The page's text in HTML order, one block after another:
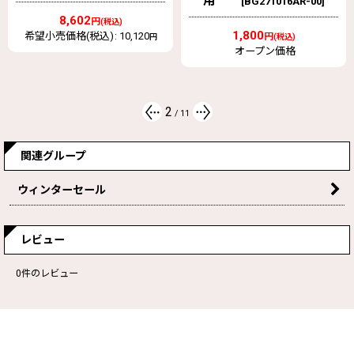
徴
運びに便利です。 ・巻き下げ時のかみ込みを防止し操作性が
良くなりました。 ・JIS規格品（JISB8802）です。
JIS規格品(JIS B 8802) ロードチェーン：焼入ロードチェーン
産
国
8,602 円(税込)
希望小売価格(税込) : 10,120円 1,800円(税込)
オープン価格
2 / 11
関連グループ
ウィンターセール
レビュー
0件のレビュー